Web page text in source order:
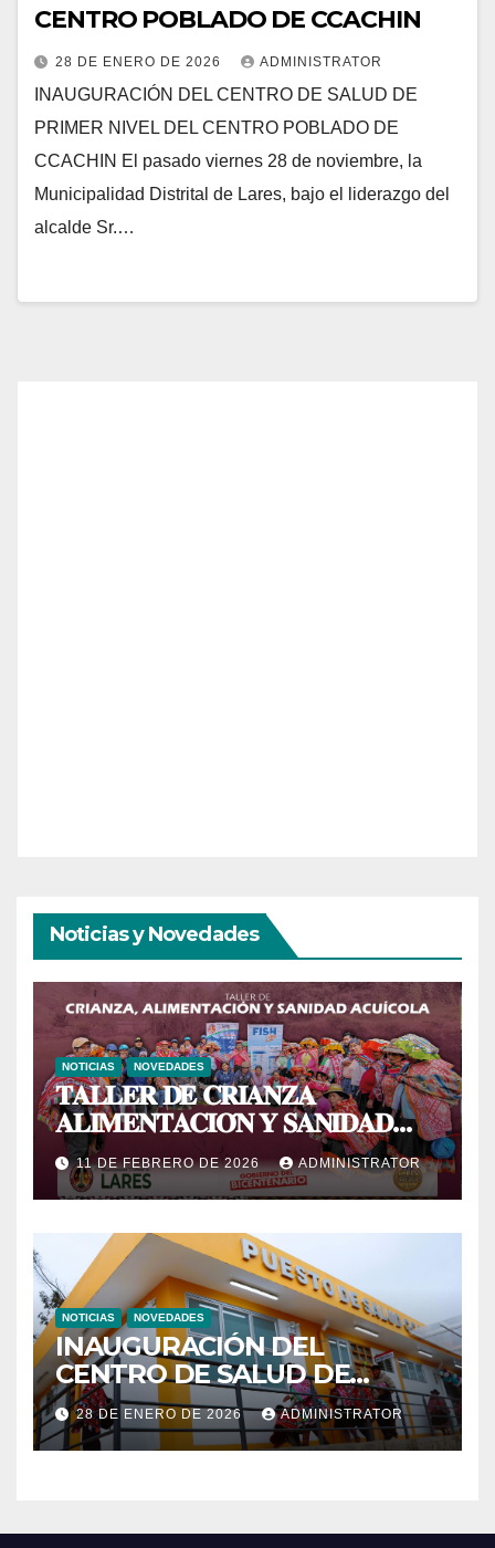
CENTRO POBLADO DE CCACHIN
28 DE ENERO DE 2026 ADMINISTRATOR
INAUGURACIÓN DEL CENTRO DE SALUD DE
PRIMER NIVEL DEL CENTRO POBLADO DE
CCACHIN El pasado viernes 28 de noviembre, la
Municipalidad Distrital de Lares, bajo el liderazgo del
alcalde Sr.…
Noticias y Novedades
NOTICIAS NOVEDADES
𝐓𝐀𝐋𝐋𝐄𝐑 𝐃𝐄 𝐂𝐑𝐈𝐀𝐍𝐙𝐀
𝐀𝐋𝐈𝐌𝐄𝐍𝐓𝐀𝐂𝐈𝐎́𝐍 𝐘 𝐒𝐀𝐍𝐈𝐃𝐀𝐃
𝐀𝐂𝐔𝐈́𝐂𝐎𝐋𝐀
11 DE FEBRERO DE 2026 ADMINISTRATOR
NOTICIAS NOVEDADES
INAUGURACIÓN DEL
CENTRO DE SALUD DE
PRIMER NIVEL DEL CENTRO
POBLADO DE CCACHIN
28 DE ENERO DE 2026 ADMINISTRATOR